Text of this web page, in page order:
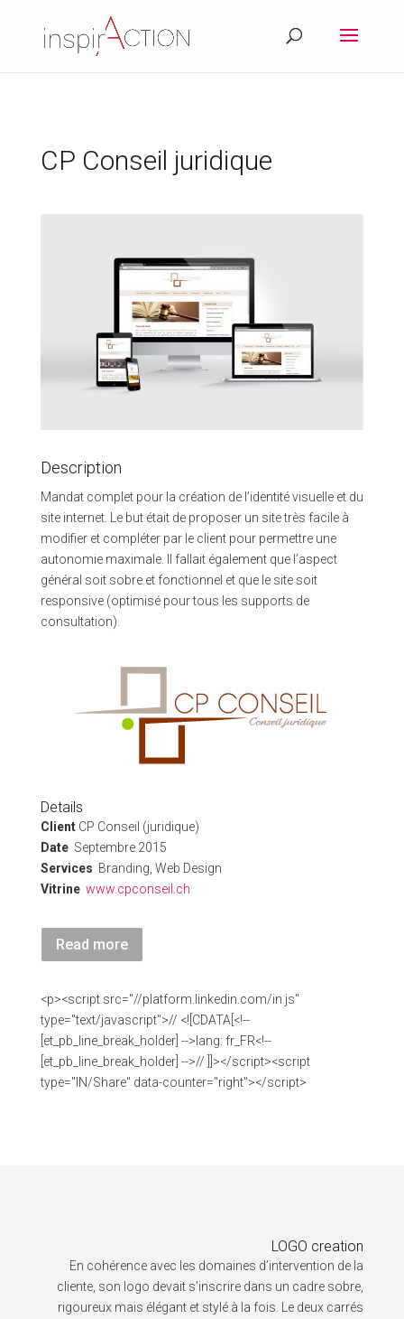
CP Conseil juridique
Description
Mandat complet pour la création de l’identité visuelle et du
site internet. Le but était de proposer un site très facile à
modifier et compléter par le client pour permettre une
autonomie maximale. Il fallait également que l’aspect
général soit sobre et fonctionnel et que le site soit
responsive (optimisé pour tous les supports de
consultation).
Details
Client CP Conseil (juridique)
Date Septembre 2015
Services Branding, Web Design
Vitrine www.cpconseil.ch
Read more
<p><script src="//platform.linkedin.com/in.js"
type="text/javascript">// <![CDATA[<!--
[et_pb_line_break_holder] -->lang: fr_FR<!--
[et_pb_line_break_holder] -->// ]]></script><script
type="IN/Share" data-counter="right"></script>
LOGO creation
En cohérence avec les domaines d’intervention de la
cliente, son logo devait s’inscrire dans un cadre sobre,
rigoureux mais élégant et stylé à la fois. Le deux carrés